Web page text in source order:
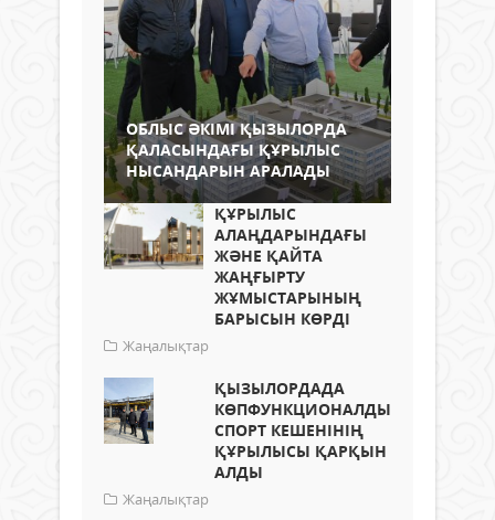
ОБЛЫС ӘКІМІ ҚЫЗЫЛОРДА
ҚАЛАСЫНДАҒЫ ҚҰРЫЛЫС
НЫСАНДАРЫН АРАЛАДЫ
ҚҰРЫЛЫС
АЛАҢДАРЫНДАҒЫ
ЖӘНЕ ҚАЙТА
ЖАҢҒЫРТУ
ЖҰМЫСТАРЫНЫҢ
БАРЫСЫН КӨРДІ
Жаңалықтар
ҚЫЗЫЛОРДАДА
КӨПФУНКЦИОНАЛДЫ
СПОРТ КЕШЕНІНІҢ
ҚҰРЫЛЫСЫ ҚАРҚЫН
АЛДЫ
Жаңалықтар